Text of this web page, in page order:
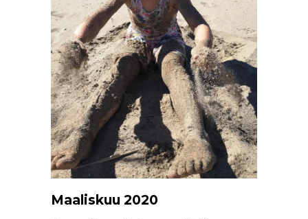
Maaliskuu 2020